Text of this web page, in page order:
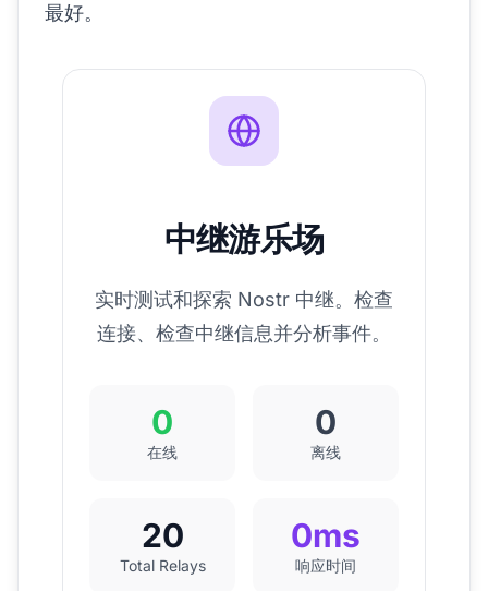
最好。
中继游乐场
实时测试和探索 Nostr 中继。检查
连接、检查中继信息并分析事件。
0
在线
0
离线
20
Total Relays
0ms
响应时间